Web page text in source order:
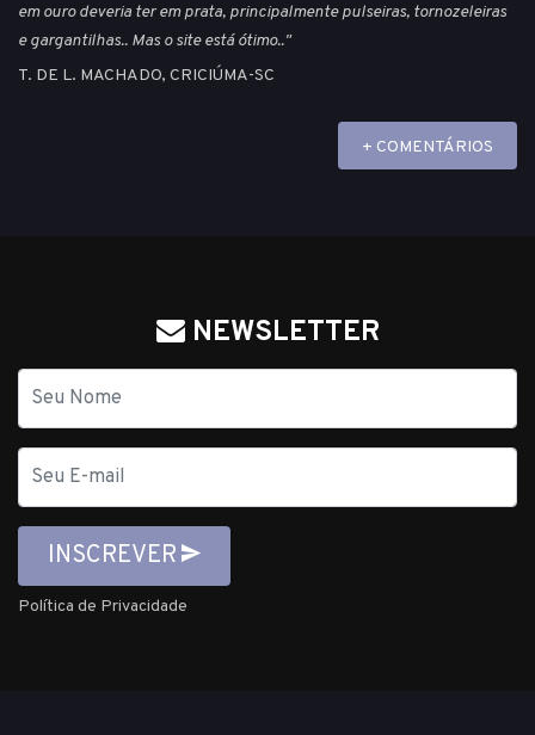
em ouro deveria ter em prata, principalmente pulseiras, tornozeleiras
e gargantilhas.. Mas o site está ótimo.."
T. DE L. MACHADO, CRICIÚMA-SC
+ COMENTÁRIOS
NEWSLETTER
mail
INSCREVER
Política de Privacidade